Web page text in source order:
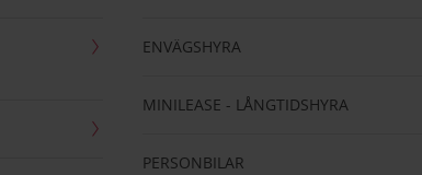
ENVÄGSHYRA
MINILEASE - LÅNGTIDSHYRA
PERSONBILAR